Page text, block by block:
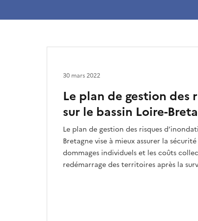
Le plan de gestion des
sur le bassin Loire-
Le plan de gestion des risques
Bretagne vise à mieux assurer la
dommages individuels et les coûts
redémarrage des territoires après la
30 mars 2022